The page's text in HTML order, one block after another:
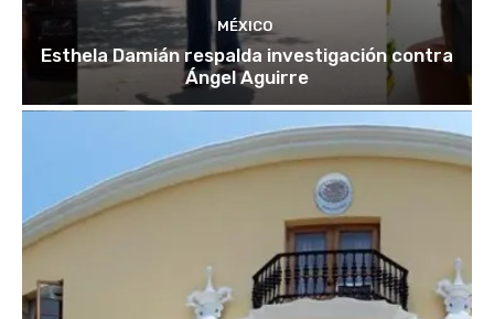
MÉXICO
Esthela Damián respalda investigación contra
Ángel Aguirre